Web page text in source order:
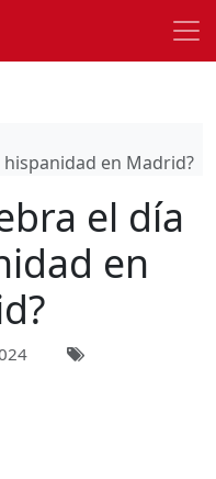
hispanidad en Madrid?
el día
en